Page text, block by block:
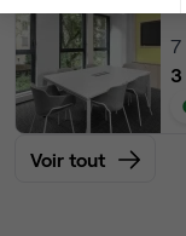
7
Voir tout